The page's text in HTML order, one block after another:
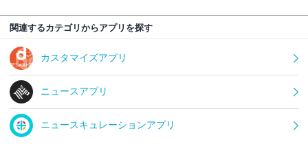
関連するカテゴリからアプリを探す
カスタマイズアプリ
ニュースアプリ
ニュースキュレーションアプリ